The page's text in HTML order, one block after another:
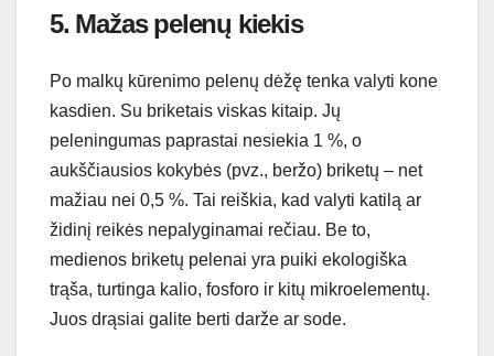
5. Mažas pelenų kiekis
Po malkų kūrenimo pelenų dėžę tenka valyti kone
kasdien. Su briketais viskas kitaip. Jų
peleningumas paprastai nesiekia 1 %, o
aukščiausios kokybės (pvz., beržo) briketų – net
mažiau nei 0,5 %. Tai reiškia, kad valyti katilą ar
židinį reikės nepalyginamai rečiau. Be to,
medienos briketų pelenai yra puiki ekologiška
trąša, turtinga kalio, fosforo ir kitų mikroelementų.
Juos drąsiai galite berti darže ar sode.